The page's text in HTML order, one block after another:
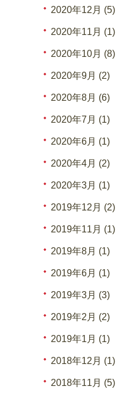
2020年12月 (5)
2020年11月 (1)
2020年10月 (8)
2020年9月 (2)
2020年8月 (6)
2020年7月 (1)
2020年6月 (1)
2020年4月 (2)
2020年3月 (1)
2019年12月 (2)
2019年11月 (1)
2019年8月 (1)
2019年6月 (1)
2019年3月 (3)
2019年2月 (2)
2019年1月 (1)
2018年12月 (1)
2018年11月 (5)